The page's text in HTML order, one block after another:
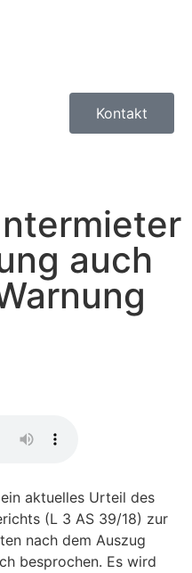
Kontakt
auch
aktuelles Urteil des
(L 3 AS 39/18) zur
nach dem Auszug
besprochen. Es wird